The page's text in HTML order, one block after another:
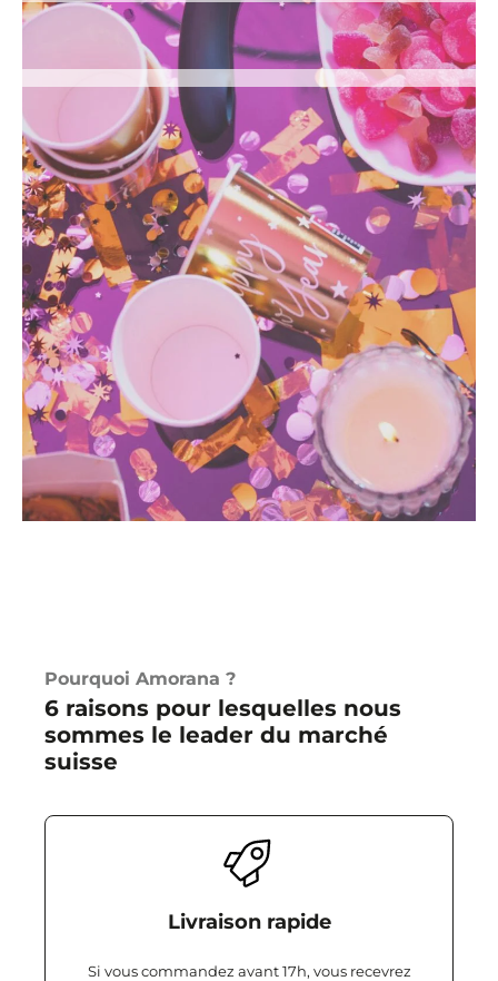
Pourquoi Amorana ?
6 raisons pour lesquelles nous
sommes le leader du marché
suisse
Livraison rapide
Si vous commandez avant 17h, vous recevrez